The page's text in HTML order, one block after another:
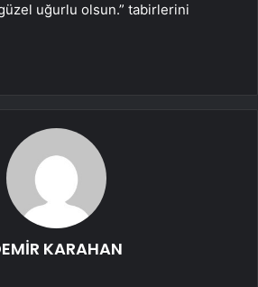
uğurlu olsun.” tabirlerini
KARAHAN